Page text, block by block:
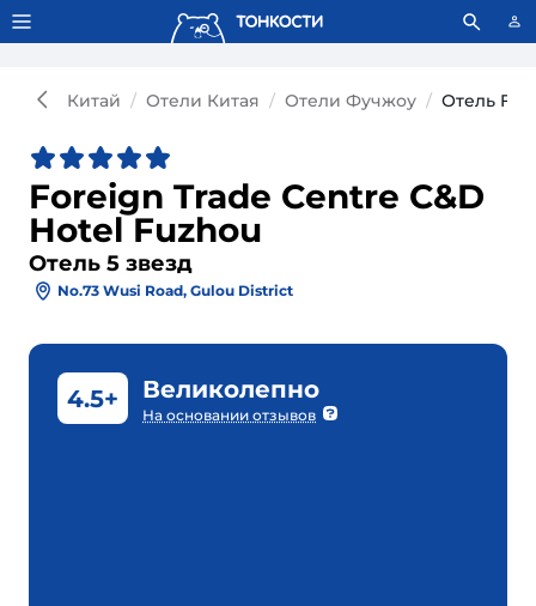
Тонкости используют сookie-файлы. Что это значит?
Китай Отели Китая Отели Фучжоу Отель
Foreign Trade Centre C&D
Hotel Fuzhou
Отель 5 звезд
No.73 Wusi Road, Gulou District
4.5+ Великолепно
На основании отзывов